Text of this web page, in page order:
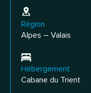
Région
Alpes – Valais
Hébergement
Cabane du Trient